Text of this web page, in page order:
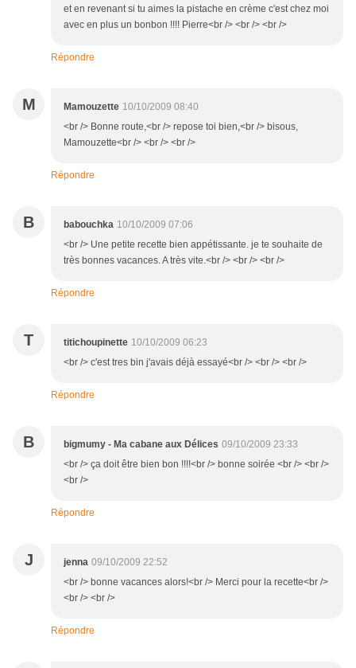
et en revenant si tu aimes la pistache en crème c'est chez moi
avec en plus un bonbon !!!! Pierre<br /> <br /> <br />
Répondre
M Mamouzette 10/10/2009 08:40
<br /> Bonne route,<br /> repose toi bien,<br /> bisous,
Mamouzette<br /> <br /> <br />
Répondre
B babouchka 10/10/2009 07:06
<br /> Une petite recette bien appétissante. je te souhaite de
très bonnes vacances. A très vite.<br /> <br /> <br />
Répondre
T titichoupinette 10/10/2009 06:23
<br /> c'est tres bin j'avais déjà essayé<br /> <br /> <br />
Répondre
B bigmumy - Ma cabane aux Délices 09/10/2009 23:33
<br /> ça doit être bien bon !!!!<br /> bonne soirée <br /> <br />
<br />
Répondre
J jenna 09/10/2009 22:52
<br /> bonne vacances alors!<br /> Merci pour la recette<br />
<br /> <br />
Répondre